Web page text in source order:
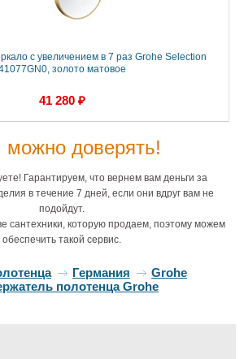
с увеличением в 7 раз Grohe Selection
золото матовое
41 280 ₽
доверять!
Гарантируем, что вернем вам деньги за
в течение 7 дней, если они вдруг вам не
подойдут.
сантехники, которую продаем, поэтому можем
обеспечить такой сервис.
Германия
Grohe
полотенца Grohe